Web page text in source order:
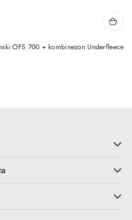
OFS 700 + kombinezon Underfleece